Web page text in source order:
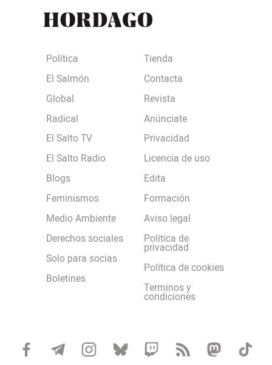
Política
El Salmón
Global
Radical
El Salto TV
El Salto Radio
Blogs
Feminismos
Medio Ambiente
Derechos sociales
Solo para socias
Boletines
Tienda
Contacta
Revista
Anúnciate
Privacidad
Licencia de uso
Edita
Formación
Aviso legal
Política de
privacidad
Política de cookies
Terminos y
condiciones